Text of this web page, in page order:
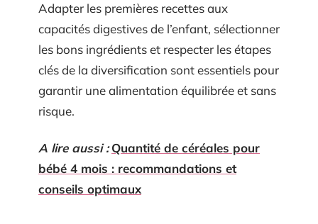
Adapter les premières recettes aux
capacités digestives de l’enfant, sélectionner
les bons ingrédients et respecter les étapes
clés de la diversification sont essentiels pour
garantir une alimentation équilibrée et sans
risque.
A lire aussi : Quantité de céréales pour
bébé 4 mois : recommandations et
conseils optimaux